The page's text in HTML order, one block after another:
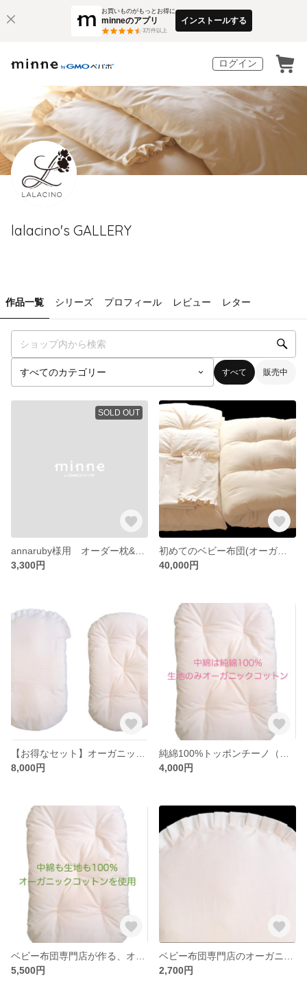
お買いものがもっとお得に
minneのアプリ
3万件以上
インストールする
ログイン
lalacino's GALLERY
作品一覧 シリーズ プロフィール レビュー レター
すべて 販売中
SOLD OUT
3,300円
初めてのベビー布団(オーガニックコットン)６点セット
40,000円
8,000円
4,000円
5,500円
2,700円